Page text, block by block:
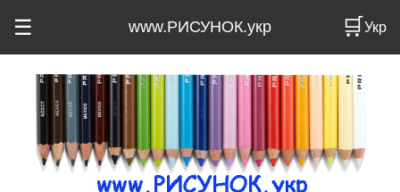
☰ www.РИСУНОК.укр 🛒Укр